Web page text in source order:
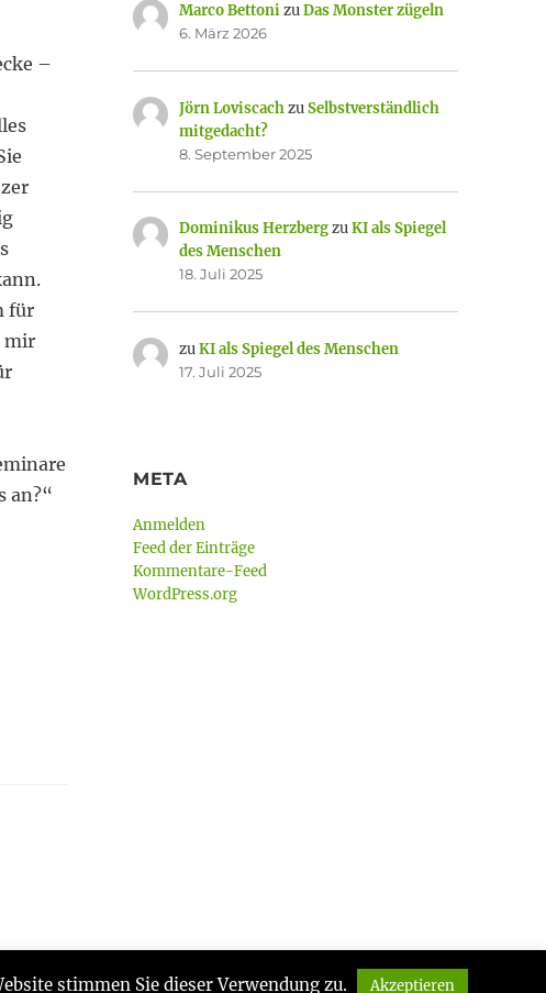
–
für
mir
an?“
Marco BettonizuDas Monster zügeln
6. März 2026
Jörn LoviscachzuSelbstverständlich
mitgedacht?
8. September 2025
Dominikus HerzbergzuKI als Spiegel
des Menschen
18. Juli 2025
zuKI als Spiegel des Menschen
17. Juli 2025
META
Anmelden
Feed der Einträge
Kommentare-Feed
WordPress.org
stimmen Sie dieser Verwendung zu. Akzeptieren